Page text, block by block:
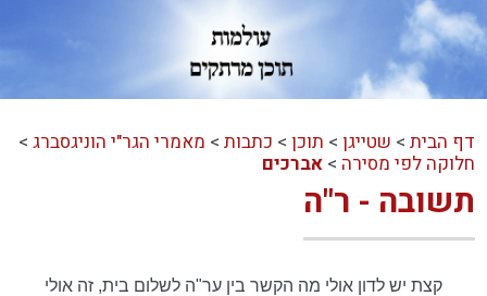
דף הבית > שטייגן > תוכן > כתבות > מאמרי הגר"י הוניגסברג >
חלוקה לפי מסירה >אברכים
תשובה - ר"ה
קצת יש לדון אולי מה הקשר בין ער"ה לשלום בית, זה אולי